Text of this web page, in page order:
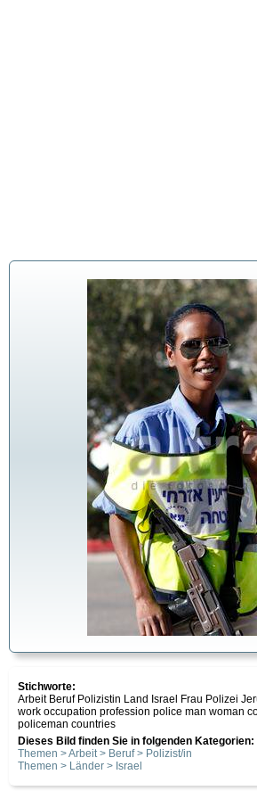
Stichworte:
Arbeit Beruf Polizistin Land Israel Frau Polizei
work occupation profession police man woman
policeman countries
Dieses Bild finden Sie in folgenden Kategorien:
Themen > Arbeit > Beruf > Polizist/in
Themen > Länder > Israel